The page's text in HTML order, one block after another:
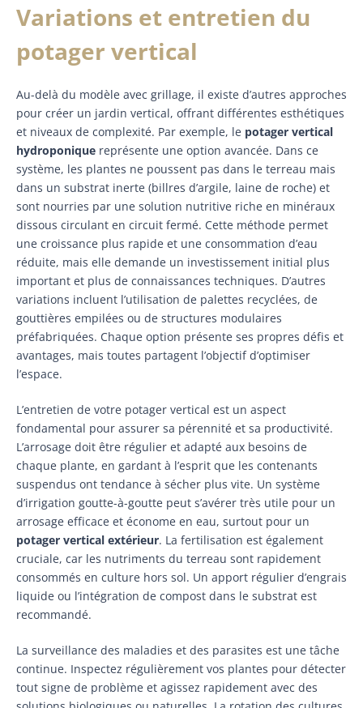
Variations et entretien du
potager vertical
Au-delà du modèle avec grillage, il existe d’autres approches
pour créer un jardin vertical, offrant différentes esthétiques
et niveaux de complexité. Par exemple, le potager vertical
hydroponique représente une option avancée. Dans ce
système, les plantes ne poussent pas dans le terreau mais
dans un substrat inerte (billres d’argile, laine de roche) et
sont nourries par une solution nutritive riche en minéraux
dissous circulant en circuit fermé. Cette méthode permet
une croissance plus rapide et une consommation d’eau
réduite, mais elle demande un investissement initial plus
important et plus de connaissances techniques. D’autres
variations incluent l’utilisation de palettes recyclées, de
gouttières empilées ou de structures modulaires
préfabriquées. Chaque option présente ses propres défis et
avantages, mais toutes partagent l’objectif d’optimiser
l’espace.
L’entretien de votre potager vertical est un aspect
fondamental pour assurer sa pérennité et sa productivité.
L’arrosage doit être régulier et adapté aux besoins de
chaque plante, en gardant à l’esprit que les contenants
suspendus ont tendance à sécher plus vite. Un système
d’irrigation goutte-à-goutte peut s’avérer très utile pour un
arrosage efficace et économe en eau, surtout pour un
potager vertical extérieur. La fertilisation est également
cruciale, car les nutriments du terreau sont rapidement
consommés en culture hors sol. Un apport régulier d’engrais
liquide ou l’intégration de compost dans le substrat est
recommandé.
La surveillance des maladies et des parasites est une tâche
continue. Inspectez régulièrement vos plantes pour détecter
tout signe de problème et agissez rapidement avec des